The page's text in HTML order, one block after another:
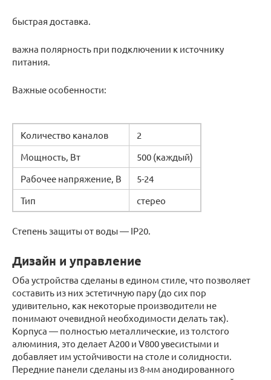
быстрая доставка.
важна полярность при подключении к источнику
питания.
Важные особенности:
Количество каналов
2
Мощность, Вт
500 (каждый)
Рабочее напряжение, В
5-24
Тип
стерео
Степень защиты от воды — IP20.
Дизайн и управление
Оба устройства сделаны в едином стиле, что позволяет
составить из них эстетичную пару (до сих пор
удивительно, как некоторые производители не
понимают очевидной необходимости делать так).
Корпуса — полностью металлические, из толстого
алюминия, это делает A200 и V800 увесистыми и
добавляет им устойчивости на столе и солидности.
Передние панели сделаны из 8-мм анодированного